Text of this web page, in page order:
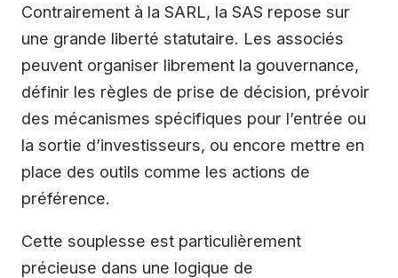
Contrairement à la SARL, la SAS repose sur
une grande liberté statutaire. Les associés
peuvent organiser librement la gouvernance,
définir les règles de prise de décision, prévoir
des mécanismes spécifiques pour l’entrée ou
la sortie d’investisseurs, ou encore mettre en
place des outils comme les actions de
préférence.
Cette souplesse est particulièrement
précieuse dans une logique de